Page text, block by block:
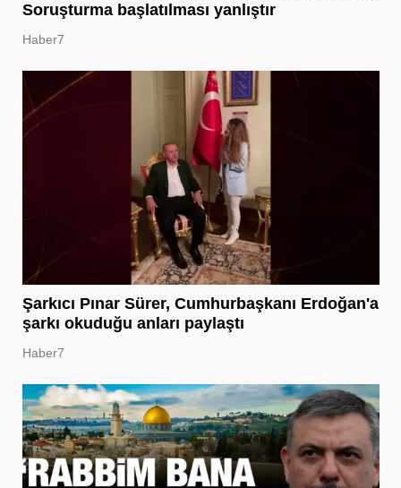
Soruşturma başlatılması yanlıştır
Haber7
Şarkıcı Pınar Sürer, Cumhurbaşkanı Erdoğan'a
şarkı okuduğu anları paylaştı
Haber7